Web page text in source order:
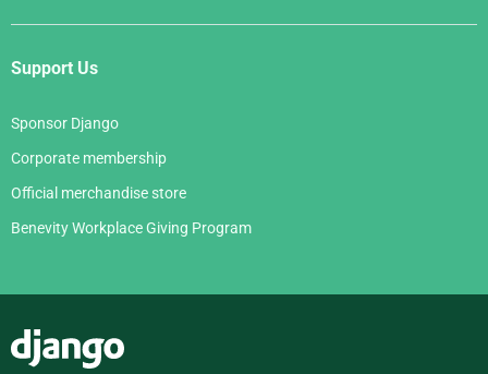
Support Us
Sponsor Django
Corporate membership
Official merchandise store
Benevity Workplace Giving Program